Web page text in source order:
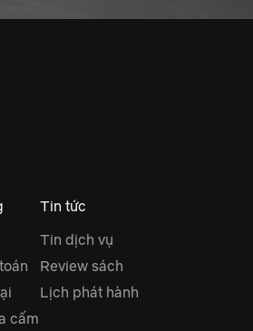
cấm
Tin tức
Tin dịch vụ
Review sách
Lịch phát hành